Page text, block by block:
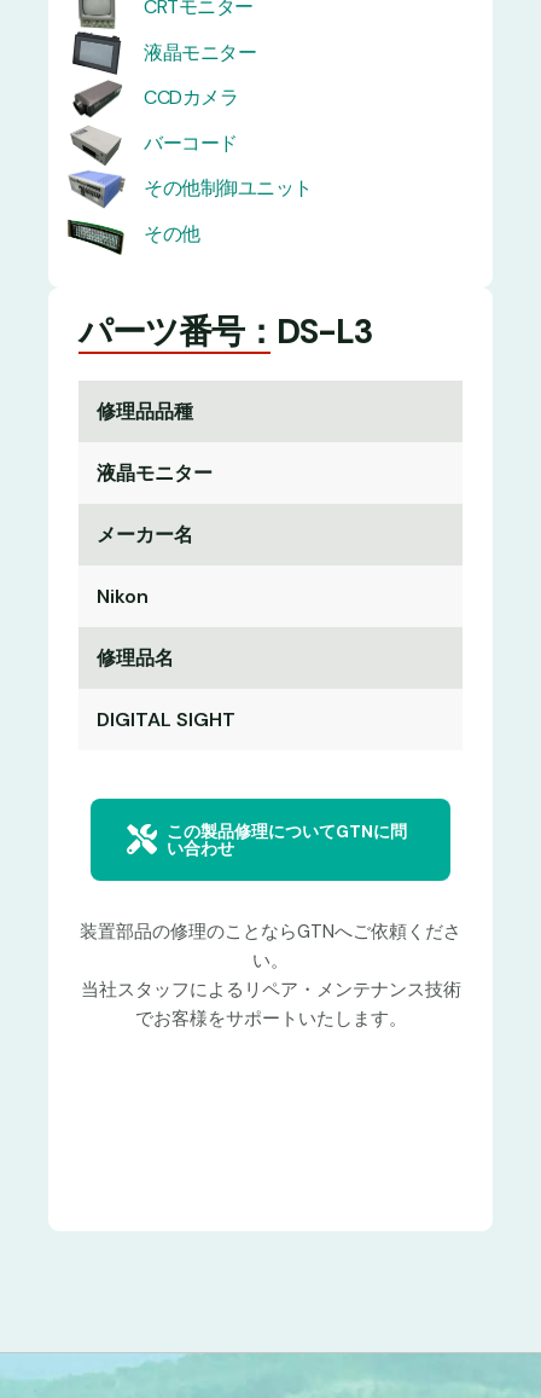
CRTモニター
液晶モニター
CCDカメラ
バーコード
その他制御ユニット
その他
パーツ番号：DS-L3
修理品品種
液晶モニター
メーカー名
Nikon
修理品名
DIGITAL SIGHT
この製品修理についてGTNに問
い合わせ
装置部品の修理のことならGTNへご依頼くださ
い。
当社スタッフによるリペア・メンテナンス技術
でお客様をサポートいたします。